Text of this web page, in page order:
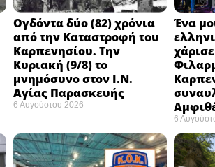
Ογδόντα δύο (82) χρόνια
από την Καταστροφή του
Καρπενησίου. Την
Κυριακή (9/8) το
μνημόσυνο στον Ι.Ν.
Αγίας Παρασκευής
6 Αυγούστου 2026
Ένα
6